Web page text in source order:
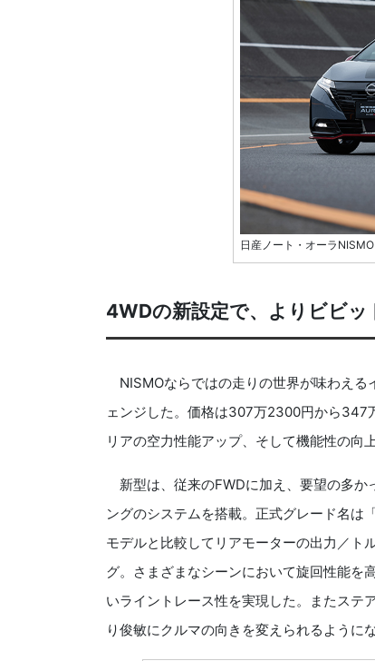
日産ノート・オーラ
4WDの新設定で、よりビビ
NISMOならではの走りの世界が味わえる
ェンジした。価格は307万2300円から347
リアの空力性能アップ、そして機能性の向
新型は、従来のFWDに加え、要望の多か
ングのシステムを搭載。正式グレード名
モデルと比較してリアモーターの出力／ト
グ。さまざまなシーンにおいて旋回性能を
いライントレース性を実現した。またステ
り俊敏にクルマの向きを変えられるように